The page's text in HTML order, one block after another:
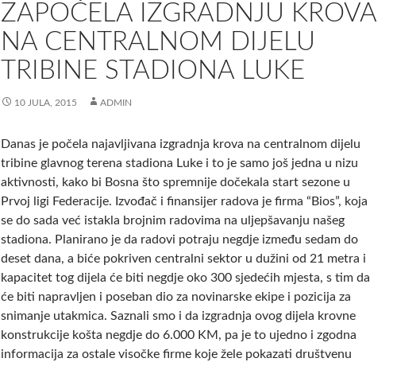
ZAPOČELA IZGRADNJU KROVA
NA CENTRALNOM DIJELU
TRIBINE STADIONA LUKE
10 JULA, 2015 ADMIN
Danas je počela najavljivana izgradnja krova na centralnom dijelu
tribine glavnog terena stadiona Luke i to je samo još jedna u nizu
aktivnosti, kako bi Bosna što spremnije dočekala start sezone u
Prvoj ligi Federacije. Izvođač i finansijer radova je firma “Bios”, koja
se do sada već istakla brojnim radovima na uljepšavanju našeg
stadiona. Planirano je da radovi potraju negdje između sedam do
deset dana, a biće pokriven centralni sektor u dužini od 21 metra i
kapacitet tog dijela će biti negdje oko 300 sjedećih mjesta, s tim da
će biti napravljen i poseban dio za novinarske ekipe i pozicija za
snimanje utakmica. Saznali smo i da izgradnja ovog dijela krovne
konstrukcije košta negdje do 6.000 KM, pa je to ujedno i zgodna
informacija za ostale visočke firme koje žele pokazati društvenu